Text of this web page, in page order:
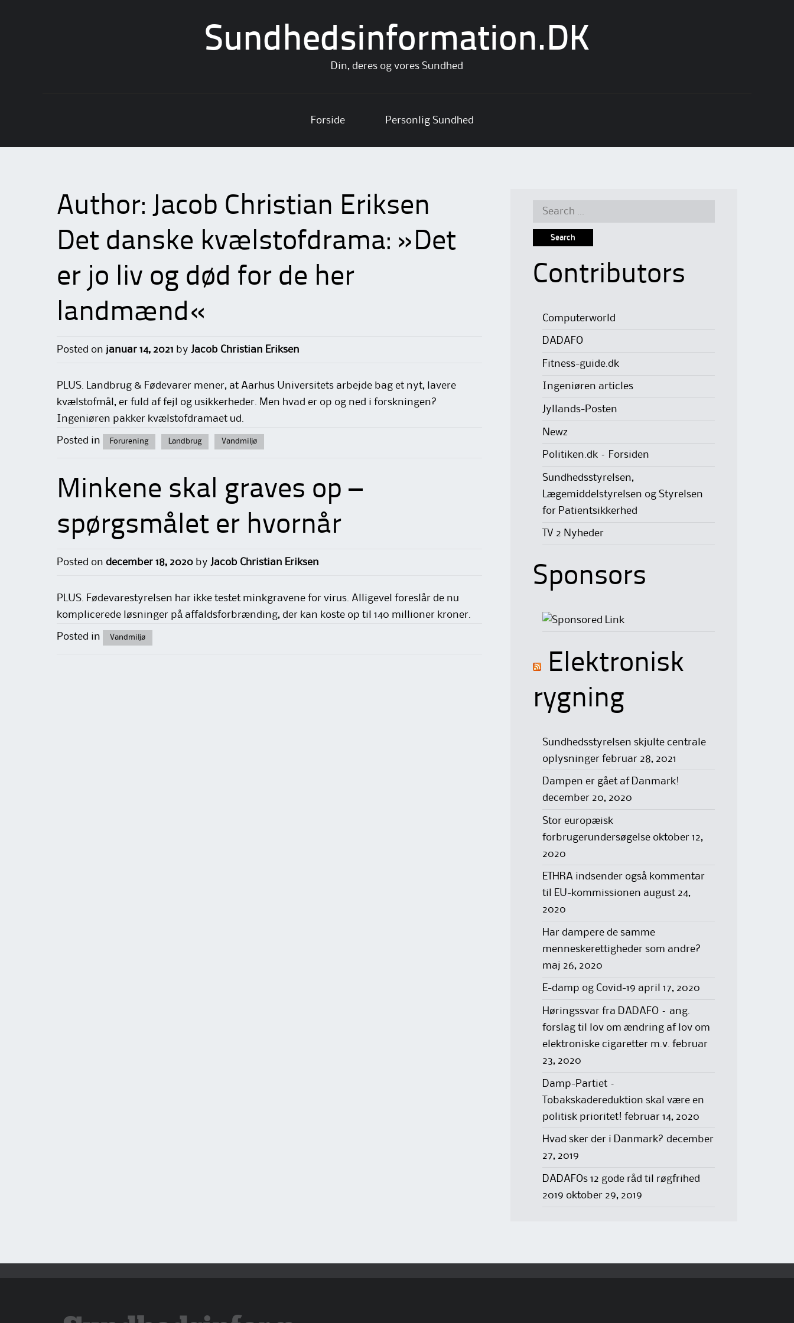
Sundhedsinformation.DK
Din, deres og vores Sundhed
content
Forside Personlig Sundhed
Author: Jacob Christian Eriksen
Det danske kvælstofdrama: »Det
er jo liv og død for de her
landmænd«
Posted on januar 14, 2021 by Jacob Christian Eriksen
PLUS. Landbrug & Fødevarer mener, at Aarhus Universitets arbejde bag et nyt, lavere
kvælstofmål, er fuld af fejl og usikkerheder. Men hvad er op og ned i forskningen?
Ingeniøren pakker kvælstofdramaet ud.
Posted in Forurening Landbrug Vandmiljø
Minkene skal graves op –
spørgsmålet er hvornår
Posted on december 18, 2020 by Jacob Christian Eriksen
PLUS. Fødevarestyrelsen har ikke testet minkgravene for virus. Alligevel foreslår de nu
komplicerede løsninger på affaldsforbrænding, der kan koste op til 140 millioner kroner.
Posted in Vandmiljø
Search
Contributors
Computerworld
DADAFO
Fitness-guide.dk
Ingeniøren articles
Jyllands-Posten
Newz
Politiken.dk – Forsiden
Sundhedsstyrelsen,
Lægemiddelstyrelsen og Styrelsen
for Patientsikkerhed
TV 2 Nyheder
Sponsors
Elektronisk
rygning
Sundhedsstyrelsen skjulte centrale
oplysninger februar 28, 2021
Dampen er gået af Danmark!
december 20, 2020
Stor europæisk
forbrugerundersøgelse oktober 12,
2020
ETHRA indsender også kommentar
til EU-kommissionen august 24,
2020
Har dampere de samme
menneskerettigheder som andre?
maj 26, 2020
E-damp og Covid-19 april 17, 2020
Høringssvar fra DADAFO – ang.
forslag til lov om ændring af lov om
elektroniske cigaretter m.v. februar
23, 2020
Damp-Partiet –
Tobakskadereduktion skal være en
politisk prioritet! februar 14, 2020
Hvad sker der i Danmark? december
27, 2019
DADAFOs 12 gode råd til røgfrihed
2019 oktober 29, 2019